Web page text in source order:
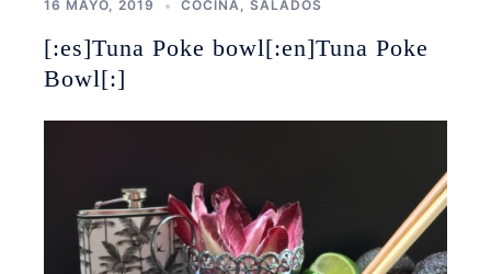
16 MAYO, 2019 COCINA, SALADOS
[:es]Tuna Poke bowl[:en]Tuna Poke
Bowl[:]